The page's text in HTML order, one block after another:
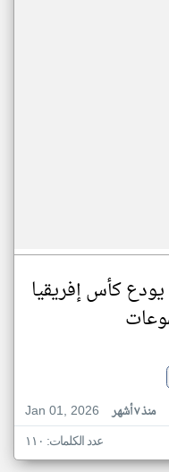
كأس إفريقيا
Jan 01, 2026
منذ ٧ أشهر
عدد الكلمات: ١١٠